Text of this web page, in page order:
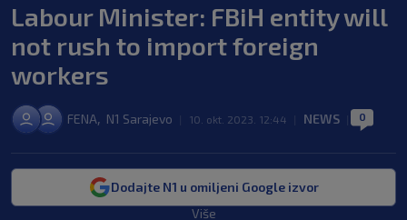
Labour Minister: FBiH entity will
not rush to import foreign
workers
FENA, N1 Sarajevo 10. okt. 2023. 12:44 NEWS 0
Dodajte N1 u omiljeni Google izvor
Više